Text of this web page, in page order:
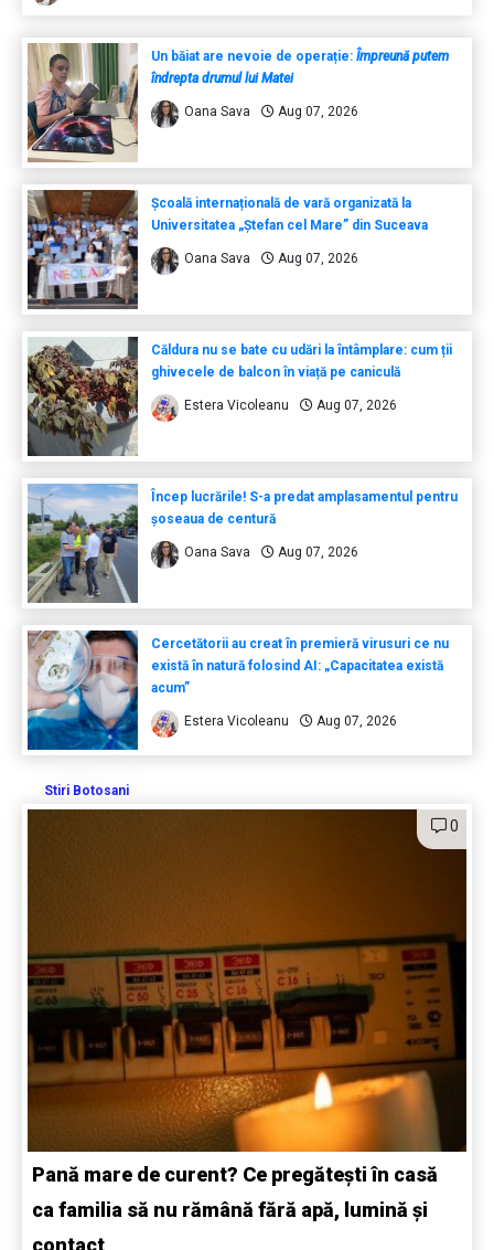
Un băiat are nevoie de operație: Împreună putem
îndrepta drumul lui Matei
Oana Sava Aug 07, 2026
Școală internațională de vară organizată la
Universitatea „Ștefan cel Mare” din Suceava
Oana Sava Aug 07, 2026
Căldura nu se bate cu udări la întâmplare: cum ții
ghivecele de balcon în viață pe caniculă
Estera Vicoleanu Aug 07, 2026
Încep lucrările! S-a predat amplasamentul pentru
șoseaua de centură
Oana Sava Aug 07, 2026
Cercetătorii au creat în premieră virusuri ce nu
există în natură folosind AI: „Capacitatea există
acum”
Estera Vicoleanu Aug 07, 2026
Stiri Botosani
0
Pană mare de curent? Ce pregătești în casă
ca familia să nu rămână fără apă, lumină și
contact